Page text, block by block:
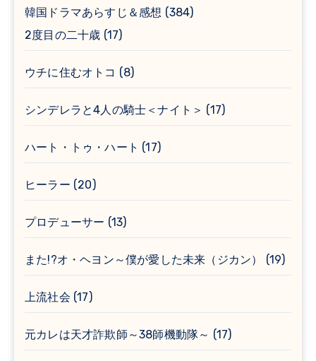
韓国ドラマあらすじ＆感想 (384)
2度目の二十歳 (17)
ウチに住むオトコ (8)
シンデレラと4人の騎士＜ナイト＞ (17)
ハート・トゥ・ハート (17)
ヒーラー (20)
プロデューサー (13)
また!?オ・ヘヨン～僕が愛した未来（ジカン） (19)
上流社会 (17)
元カレは天才詐欺師～38師機動隊～ (17)